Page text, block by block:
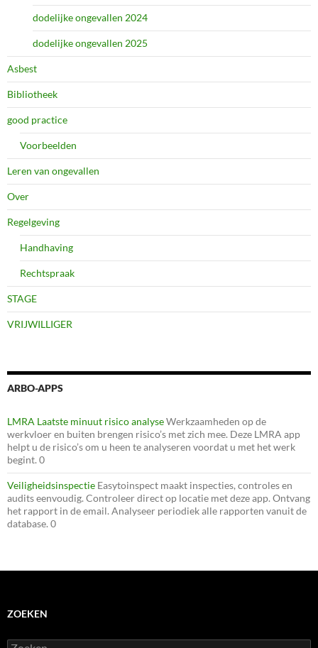
dodelijke ongevallen 2024
dodelijke ongevallen 2025
Asbest
Bibliotheek
good practice
Voorbeelden
Leren van ongevallen
Over
Regelgeving
Handhaving
Rechtspraak
STAGE
VRIJWILLIGER
ARBO-APPS
LMRA Laatste minuut risico analyseWerkzaamheden op de
werkvloer en buiten brengen risico’s met zich mee. Deze LMRA app
helpt u de risico’s om u heen te analyseren voordat u met het werk
begint. 0
Veiligheidsinspectie Easytoinspect maakt inspecties, controles en
audits eenvoudig. Controleer direct op locatie met deze app. Ontvang
het rapport in de email. Analyseer periodiek alle rapporten vanuit de
database. 0
ZOEKEN
Zoeken